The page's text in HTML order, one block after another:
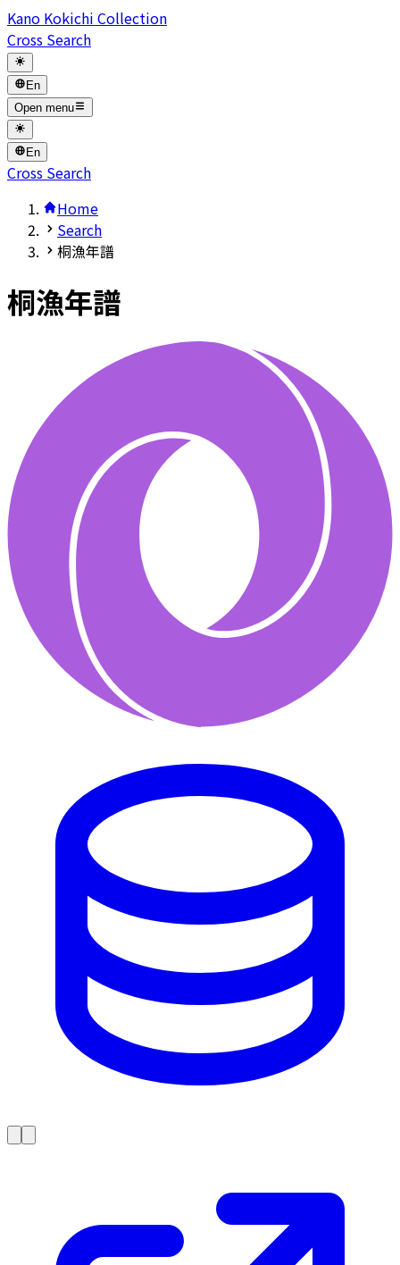
Kano Kokichi Collection
Cross Search
En
Open menu
En
Cross Search
Home
Search
桐漁年譜
桐漁年譜